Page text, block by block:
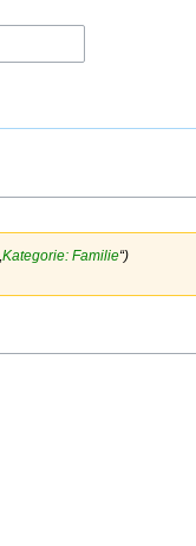
Kategorie: Familie“)